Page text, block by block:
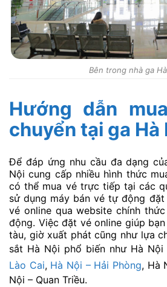
Bên trong nhà ga
Hướng dẫn
chuyển tại ga Hà
Để đáp ứng nhu cầu đa dạng
Nội cung cấp nhiều hình thức
có thể mua vé trực tiếp tại các
sử dụng máy bán vé tự động
vé online qua website chính
động. Việc đặt vé online giúp
tàu, giờ xuất phát cũng như lựa
sắt Hà Nội phổ biến như Hà Nội
Lào Cai, Hà Nội – Hải Phòng, Hà
Nội – Quan Triều.